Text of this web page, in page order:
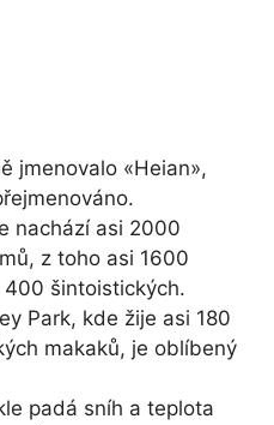
jmenovalo «Heian»,
nachází asi 2000
z toho asi 1600
šintoistických.
Park, kde žije asi 180
makaků, je oblíbený
padá sníh a teplota